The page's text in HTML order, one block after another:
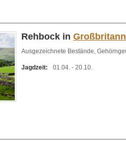
Rehbock in
Ausgezeichnete Bestände,
Jagdzeit: 01.04. - 20.10.